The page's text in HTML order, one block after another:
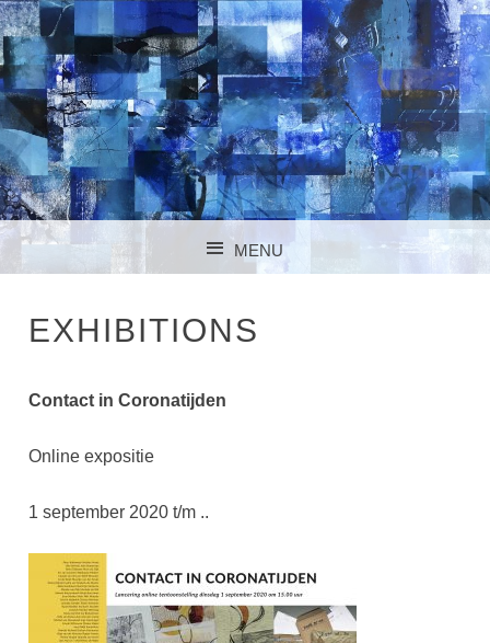
EVELIEN DE
JONGE
MENU
EXHIBITIONS
Contact in Coronatijden
Online expositie
1 september 2020 t/m ..